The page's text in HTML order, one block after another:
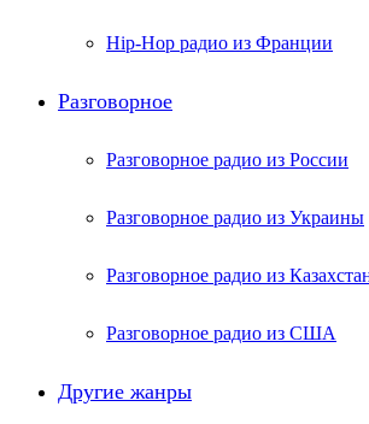
Hip-Hop радио из Франции
Разговорное
Разговорное радио из России
Разговорное радио из Украины
Разговорное радио из
Разговорное радио из США
Другие жанры